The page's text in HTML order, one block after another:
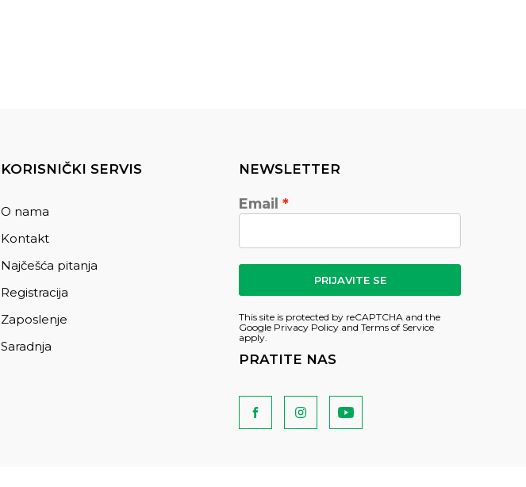
KORISNIČKI SERVIS
O nama
Kontakt
Najčešća pitanja
Registracija
Zaposlenje
Saradnja
NEWSLETTER
Email
PRIJAVITE SE
This site is protected by reCAPTCHA and the
Google Privacy Policy and Terms of Service
apply.
PRATITE NAS